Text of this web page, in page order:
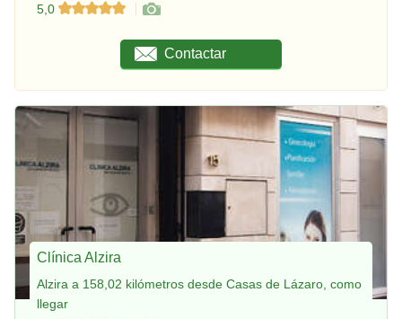
5,0
Contactar
Clínica Alzira
Alzira a 158,02 kilómetros desde Casas de Lázaro, como
llegar